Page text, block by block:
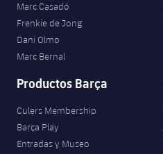
Marc Casadó
Frenkie de Jong
Dani Olmo
Marc Bernal
Productos Barça
Culers Membership
Barça Play
Entradas y Museo